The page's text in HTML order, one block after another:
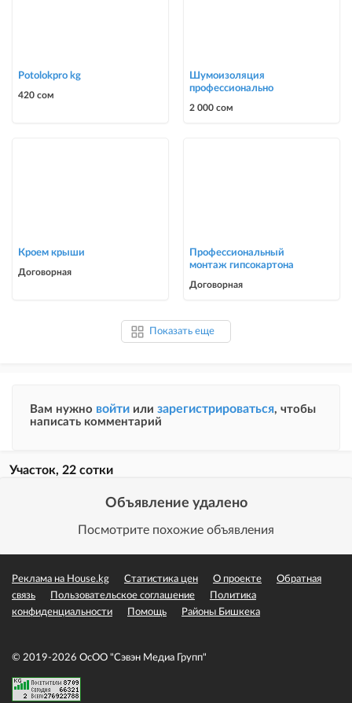
Potolokpro kg
420 сом
Шумоизоляция
профессионально
2 000 сом
Кроем крыши
Договорная
Профессиональный
монтаж гипсокартона
Договорная
Показать еще
Вам нужно войти или зарегистрироваться, чтобы
написать комментарий
Участок, 22 сотки
Объявление удалено
Посмотрите похожие объявления
Реклама на House.kg Статистика цен О проекте
Обратная
связь
Пользовательское соглашение
Политика
конфиденциальности
Помощь Районы Бишкека
© 2019-2026 ОсОО "Сэвэн Медиа Групп"